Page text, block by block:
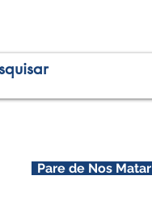
Pare de Nos Matar